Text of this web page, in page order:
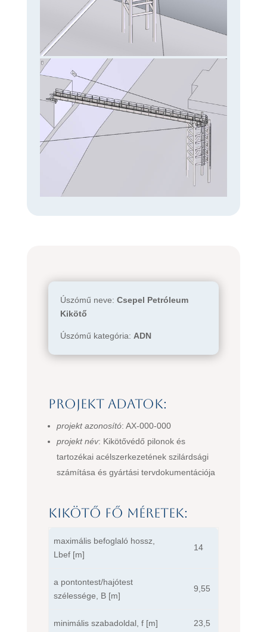
Úszómű neve: Csepel Petróleum
Kikötő
Úszómű kategória: ADN
Projekt adatok:
projekt azonosító: AX-000-000
projekt név: Kikötővédő pilonok és
tartozékai acélszerkezetének szilárdsági
számítása és gyártási tervdokumentációja
Kikötő fő méretek:
maximális befoglaló hossz,
Lbef [m]
14
a pontontest/hajótest
szélessége, B [m]
9,55
minimális szabadoldal, f [m] 23,5